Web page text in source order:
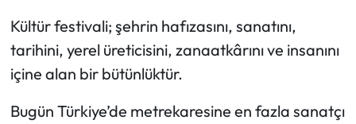
Kültür festivali; şehrin hafızasını, sanatını,
tarihini, yerel üreticisini, zanaatkârını ve insanını
içine alan bir bütünlüktür.
Bugün Türkiye’de metrekaresine en fazla sanatçı